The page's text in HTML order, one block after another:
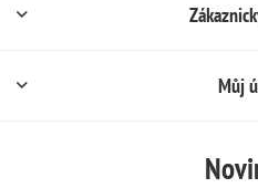
Můj